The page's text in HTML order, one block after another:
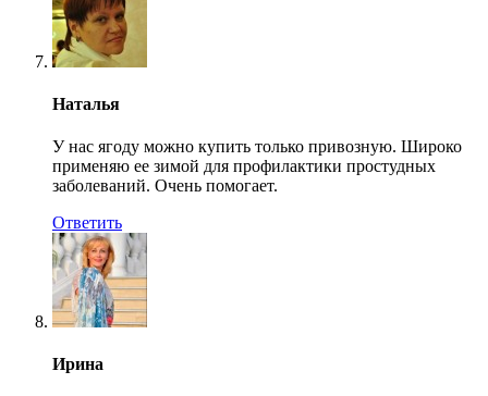
Наталья
У нас ягоду можно купить только привозную. Широко
применяю ее зимой для профилактики простудных
заболеваний. Очень помогает.
Ответить
Ирина